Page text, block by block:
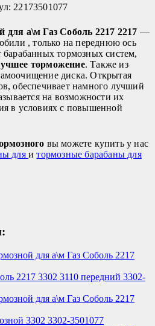
22173501077
для а\м Газ Соболь 2217 2217 —
, только на переднюю ось
тормозных систем,
торможение. Также из
диска. Открытая
обеспечивает намного лучший
на возможности их
в условиях с повышенной
вы можете купить у нас
дляитормозные барабаны для
2217 3302 3110 передний 3302-
3302 3302-3501077